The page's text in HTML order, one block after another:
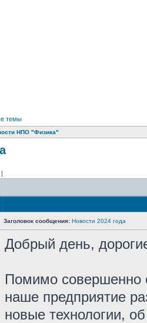
темы
НПО "Физика"
Заголовок сообщения: Новости 2024 года
Добрый день,
Помимо совершенно
наше предприятие
новые технологии,